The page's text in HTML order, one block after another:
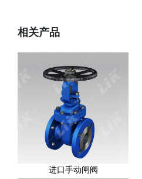
相关产品
进口手动闸阀